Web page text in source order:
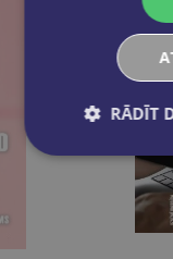
RĀDĪT